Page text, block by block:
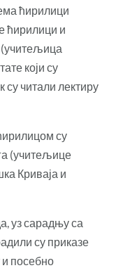
ћирилици
ћирилици и
који су
су читали лектиру
су
(учитељице
Криваја и
уз сарадњу са
су приказе
посебно